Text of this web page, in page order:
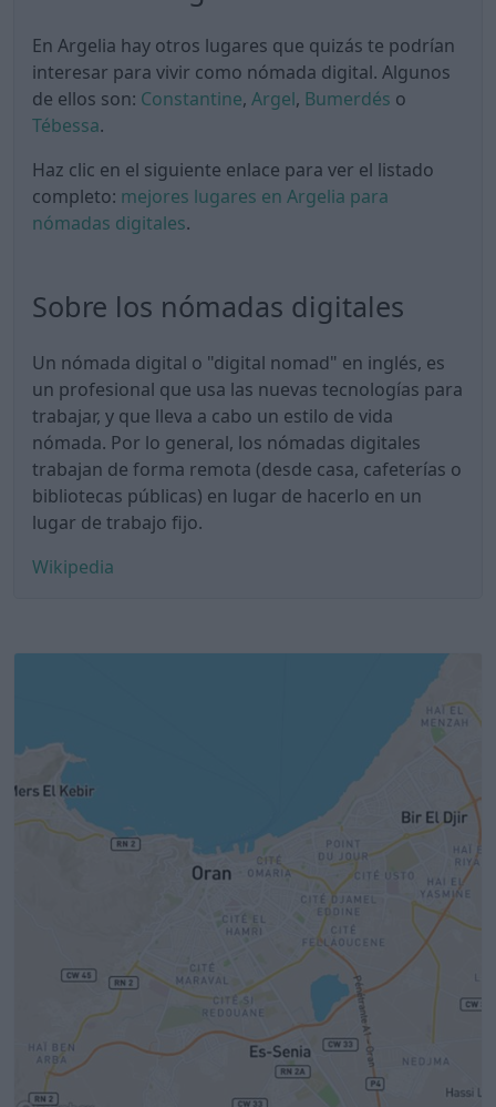
En Argelia hay otros lugares que quizás te podrían
interesar para vivir como nómada digital. Algunos
de ellos son: Constantine, Argel, Bumerdés o
Tébessa.
Haz clic en el siguiente enlace para ver el listado
completo: mejores lugares en Argelia para
nómadas digitales.
Sobre los nómadas digitales
Un nómada digital o "digital nomad" en inglés, es
un profesional que usa las nuevas tecnologías para
trabajar, y que lleva a cabo un estilo de vida
nómada. Por lo general, los nómadas digitales
trabajan de forma remota (desde casa, cafeterías o
bibliotecas públicas) en lugar de hacerlo en un
lugar de trabajo fijo.
Wikipedia